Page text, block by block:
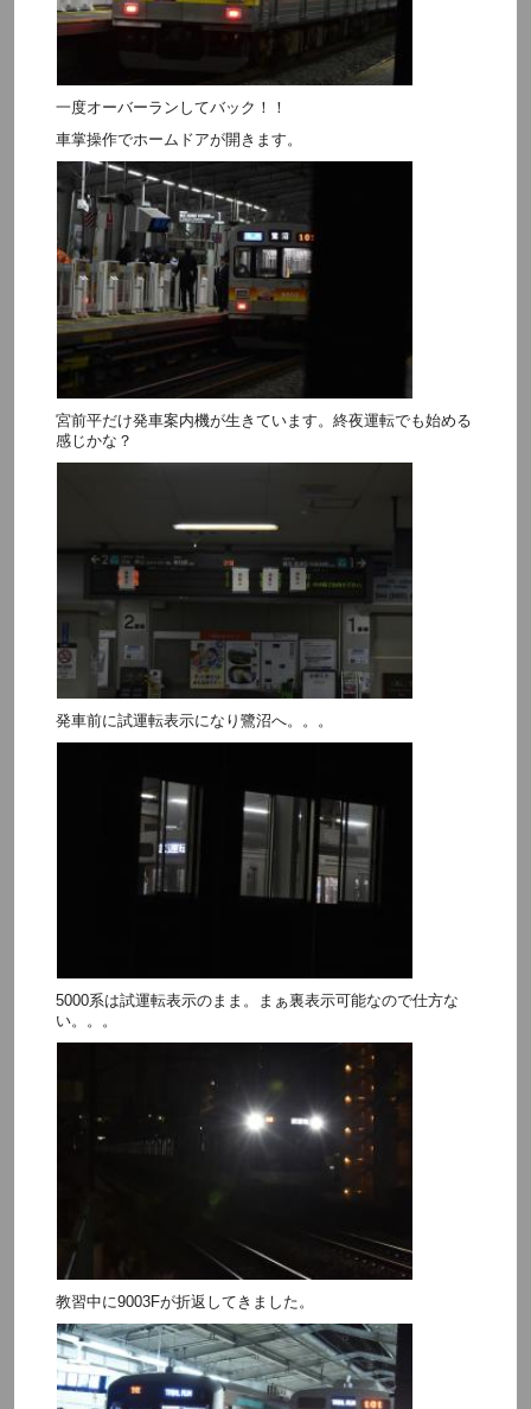
一度オーバーランしてバック！！
車掌操作でホームドアが開きます。
宮前平だけ発車案内機が生きています。終夜運転でも始める
感じかな？
発車前に試運転表示になり鷺沼へ。。。
5000系は試運転表示のまま。まぁ裏表示可能なので仕方な
い。。。
教習中に9003Fが折返してきました。